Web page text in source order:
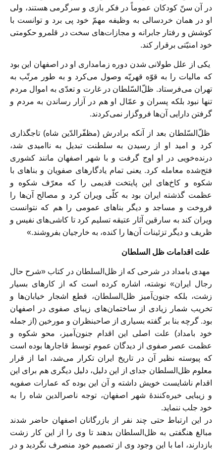
در آن سنّ کودکان عموماً در فکر بازی و سرگرمی هستند، ولی
او در‌‌ همان خردسالی به وظیفه مهمّ خود پی برد و توانست با
کوشش و رفتار جابرانه و مجازات‌های سخت در قلمرو حکومتی
خود امنیّتی برقرار کند.
یکی از علل طولانی شدن دوره زمامداری او در اصفهان این بود
که مالیات را به قوّه قهریّه وصول می‌کرد و به طور مرتّب به
تهران می‌فرستاد. ظلّ‌السّلطان در غارت و تعدّی به اموال مردم
تنها نبود بلکه پسران و عمّال او هم در آزار رساندن به مردم و
گرفتن دارایی آن‌ها فروگزار نمی‌کردند.
ظلّ‌السّلطان بعد از آنکه برادرش (مظفّرالدّین شاه) تاجگذاری
کرد و امید او از رسیدن به سلطنت تبدیل به ناامیدی شد،
درنده‌خویی در او اوج گرفت و با شهر اصفهان مانند کشوری
فتح‌شده معامله کرد. یعنی تمام یادگارهای صفویان و بناهای با
شکوه و کاخ‌های این پایتخت قدیمی را که معرّف شکوه و
عظمت گذشته ایران بود به کلّی ویران کرد و مصالح آن‌ها را
فروخت و مساجد و دیگر بناهای عمومی را هم که نتوانست
ویران کند به سارقین آثار عتیقه تسلیم کرد تا کاشی‌های نفیس و
ظریف و دیگر تزئینات آن‌ها را کنده، به خارجیان بفروشند.»
علت اقدامات ظل السلطان
مهدی بامداد در شرحی که از ظل‌السلطان در کتاب «شرح حال
رجال ایران» نوشته، اشاره کرده ‌است که از کارهای بسیار
زشت، بلکه جنون‌آمیز ظل‌السلطان، قطع اشجار خیابان‌ها و
تخریب شمار زیادی از ساختمان‌های زیبای صفوی در اصفهان
بود. گرچه بنا بر گفته بسیاری از صاحبنظران و مورخین (از جمله
خود بامداد) علت اصلی این اقدام جنون‌آمیز، محو شکوه و
عظمت عصر صفوی از دیدگان عموم توسط قاجار‌ها بوده ‌است
که پیوسته نظیر آن در تاریخ ایران تکرار می‌شد، اما از قرار
معلوم ظل‌السلطان جدای از این دلیل، دلیل دیگری هم برای این
اقدام ناشایست خویش داشته و آن این بوده که عمارات صفویه
و زیبایی خیره‌کنندهٔ شهر اصفهان، توجه ناصرالدین شاه را به
خود جلب ننماید.
در این ارتباط حتی چند نفر از بازرگانان اصفهان حاضر شدند
مبالغ هنگفتی به ظل‌السلطان بدهند تا وی را از این کار زشت
بازدارند، اما با این وجود وی از تصمیم خود منصرف نگردید و در